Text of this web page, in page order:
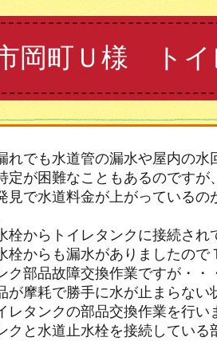
岡町Ｕ様 トイ
れでも水道管の漏水や屋内の
定が困難なこともあるのですが、
見で水道料金が上がっている
栓からトイレタンクに接続さ
栓からも漏水がありましたので
ク部品故障交換作業ですが・・
が摩耗で勝手に水が止まらな
レタンクの部品交換作業を行い
クと水道止水栓を接続している